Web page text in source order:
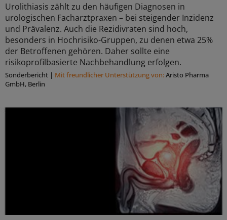
Urolithiasis zählt zu den häufigen Diagnosen in
urologischen Facharztpraxen – bei steigender Inzidenz
und Prävalenz. Auch die Rezidivraten sind hoch,
besonders in Hochrisiko-Gruppen, zu denen etwa 25%
der Betroffenen gehören. Daher sollte eine
risikoprofilbasierte Nachbehandlung erfolgen.
Sonderbericht | Mit freundlicher Unterstützung von:Aristo Pharma
GmbH, Berlin